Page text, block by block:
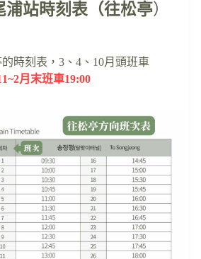
浦站時刻表（往松亭）
時刻表，3、4、10月頭班車
月末班車19:00